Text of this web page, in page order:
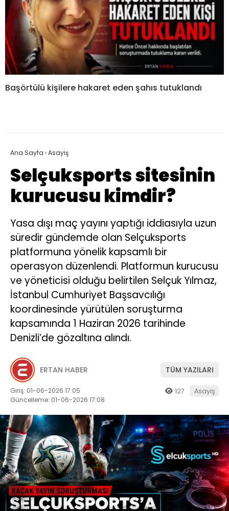
Başörtülü kişilere hakaret eden şahıs tutuklandı
Ana Sayfa ›Asayiş
Selçuksports sitesinin
kurucusu kimdir?
Yasa dışı maç yayını yaptığı iddiasıyla uzun
süredir gündemde olan Selçuksports
platformuna yönelik kapsamlı bir
operasyon düzenlendi. Platformun kurucusu
ve yöneticisi olduğu belirtilen Selçuk Yılmaz,
İstanbul Cumhuriyet Başsavcılığı
koordinesinde yürütülen soruşturma
kapsamında 1 Haziran 2026 tarihinde
Denizli’de gözaltına alındı.
ERTAN HABER TÜM YAZILARI
Giriş: 01-06-2026 17:05
Güncelleme: 01-06-2026 17:08
127 Asayiş